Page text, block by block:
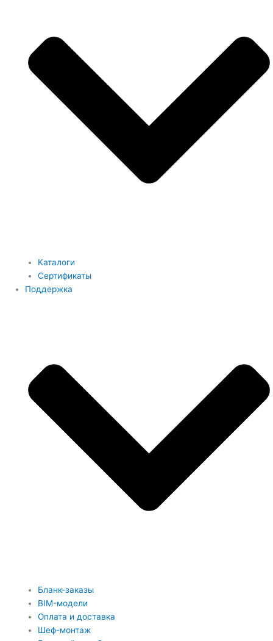
Каталоги
Сертификаты
Поддержка
Бланк-заказы
BIM-модели
Оплата и доставка
Шеф-монтаж